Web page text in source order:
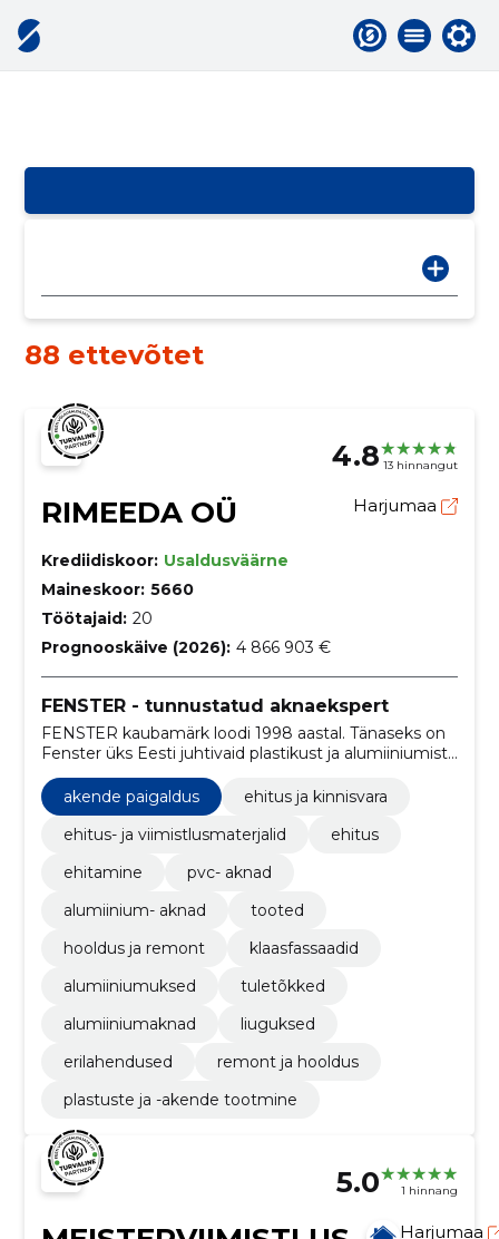
88 ettevõtet
4.8 13 hinnangut
RIMEEDA OÜ Harjumaa
Krediidiskoor: Usaldusväärne
Maineskoor: 5660
Töötajaid: 20
Prognooskäive (2026): 4 866 903 €
FENSTER - tunnustatud aknaekspert
FENSTER kaubamärk loodi 1998 aastal. Tänaseks on
Fenster üks Eesti juhtivaid plastikust ja alumiiniumist
akende ja uste tootjaid
akende paigaldus
ehitus ja kinnisvara
ehitus- ja viimistlusmaterjalid
ehitus
ehitamine
pvc- aknad
alumiinium- aknad
tooted
hooldus ja remont
klaasfassaadid
alumiiniumuksed
tuletõkked
alumiiniumaknad
liuguksed
erilahendused
remont ja hooldus
plastuste ja -akende tootmine
5.0 1 hinnang
Harjumaa